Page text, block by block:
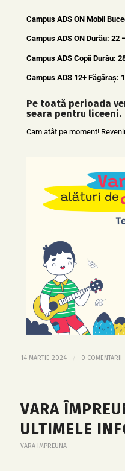
Campus ADS ON Mobil
Campus ADS ON Durău: 22
Campus ADS Copii Durău:
Campus ADS 12+ Făgăraș:
Pe toată perioada
seara pentru liceeni.
Cam atât pe moment!
14 MARTIE 2024 / 0 COMENTARII
VARA
ULTIMELE
VARA IMPREUNA